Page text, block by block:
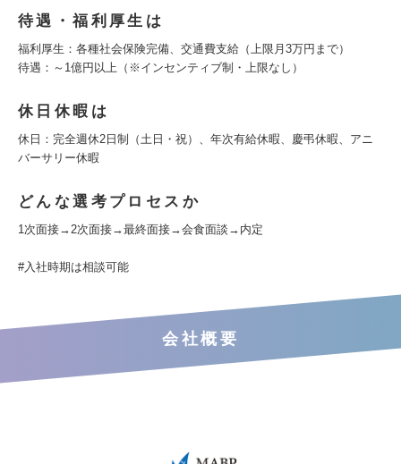
待遇・福利厚生は
福利厚生：各種社会保険完備、交通費支給（上限月3万円まで）
待遇：～1億円以上（※インセンティブ制・上限なし）
休日休暇は
休日：完全週休2日制（土日・祝）、年次有給休暇、慶弔休暇、アニ
バーサリー休暇
どんな選考プロセスか
1次面接→2次面接→最終面接→会食面談→内定
#入社時期は相談可能
会社概要